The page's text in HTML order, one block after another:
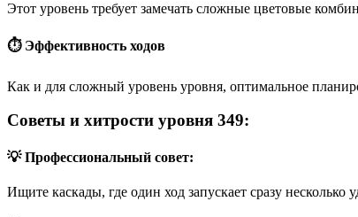
Этот уровень требует замечать сложные цветовые
⏱️ Эффективность ходов
Как и для сложный уровень уровня, оптимальное
Советы и хитрости уровня 349:
💡 Профессиональный совет:
Ищите каскады, где один ход запускает сразу несколько